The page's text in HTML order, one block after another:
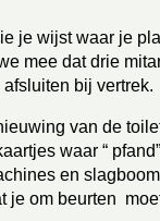
je wijst waar je
mee dat drie
bij vertrek.
van de
waar “
en
je om beurten